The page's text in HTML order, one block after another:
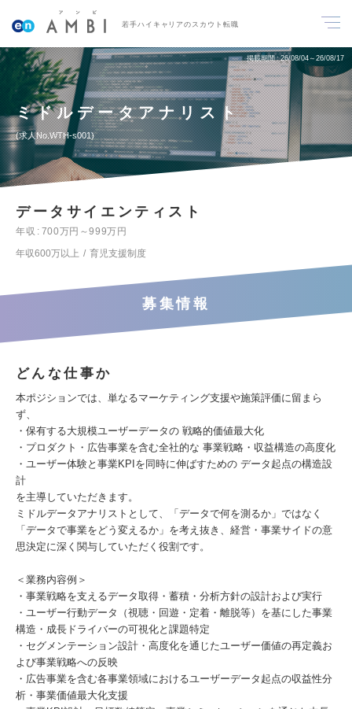
若手ハイキャリアのスカウト転職
掲載期間 26/08/04～26/08/17
ミドルデータアナリスト
求人No.WTH-s001
データサイエンティスト
年収
700万円～999万円
年収600万以上
育児支援制度
募集情報
どんな仕事か
本ポジションでは、単なるマーケティング支援や施策評価に留まら
ず、
・保有する大規模ユーザーデータの 戦略的価値最大化
・プロダクト・広告事業を含む全社的な 事業戦略・収益構造の高度化
・ユーザー体験と事業KPIを同時に伸ばすための データ起点の構造設
計
を主導していただきます。
ミドルデータアナリストとして、「データで何を測るか」ではなく
「データで事業をどう変えるか」を考え抜き、経営・事業サイドの意
思決定に深く関与していただく役割です。
＜業務内容例＞
・事業戦略を支えるデータ取得・蓄積・分析方針の設計および実行
・ユーザー行動データ（視聴・回遊・定着・離脱等）を基にした事業
構造・成長ドライバーの可視化と課題特定
・セグメンテーション設計・高度化を通じたユーザー価値の再定義お
よび事業戦略への反映
・広告事業を含む各事業領域におけるユーザーデータ起点の収益性分
析・事業価値最大化支援